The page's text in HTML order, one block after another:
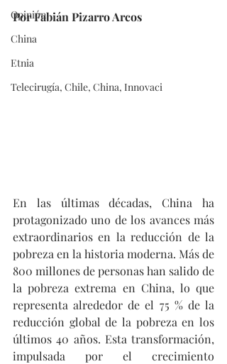
Opinión
China
Etnia
Telecirugía, Chile, China, Innovaci
Por Fabián Pizarro Arcos
En las últimas décadas, China ha
protagonizado uno de los avances más
extraordinarios en la reducción de la
pobreza en la historia moderna. Más de
800 millones de personas han salido de
la pobreza extrema en China, lo que
representa alrededor de el 75 % de la
reducción global de la pobreza en los
últimos 40 años. Esta transformación,
impulsada por el crecimiento